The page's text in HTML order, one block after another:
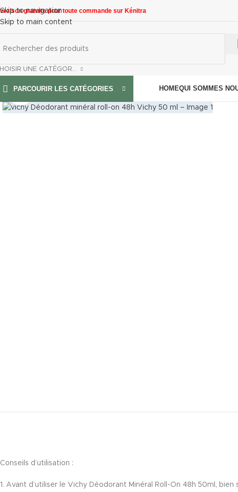
Skip to navigation
Skip to main content
gratuite pour toute commande sur Kénitra
PARCOURIR LES CATÉGORIES HOMEQUI SOMMES
Click to enlarge
Conseils d’utilisation :
1. Avant d’utiliser le Vichy Déodorant Minéral Roll-On 48h 50ml, bien